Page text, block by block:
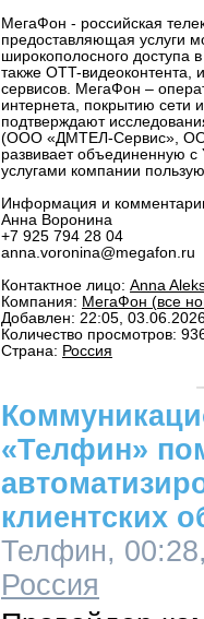
МегаФон - российская
предоставляющая услуги
широкополосного доступа
также OTT-
сервисов. МегаФон –
интернета, покрытию сети
подтверждают
(ООО «ДМТЕЛ-Сервис»,
развивает объединенную
услугами компании
Информация и
Анна Воронина
+7 925 794 28 04
anna.voronina@megafon.ru
Контактное лицо: Anna
Компания: МегаФон (все
Добавлен: 22:05,
Количество просмотров:
Страна: Россия
«Телфин»
клиентских
Телфин,
Россия